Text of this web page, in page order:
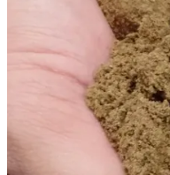
ปลาป่น : ราคาเพิ่
ราคารับซื้อปลาป่